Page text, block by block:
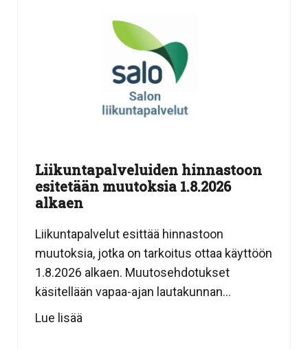
Liikuntapalveluiden hinnastoon
esitetään muutoksia 1.8.2026
alkaen
Liikuntapalvelut esittää hinnastoon
muutoksia, jotka on tarkoitus ottaa käyttöön
1.8.2026 alkaen. Muutosehdotukset
käsitellään vapaa-ajan lautakunnan...
Lue lisää